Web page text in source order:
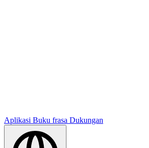
Aplikasi Buku frasa Dukungan